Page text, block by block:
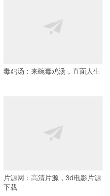
毒鸡汤：来碗毒鸡汤，直面人生
片源网：高清片源，3d电影片源
下载